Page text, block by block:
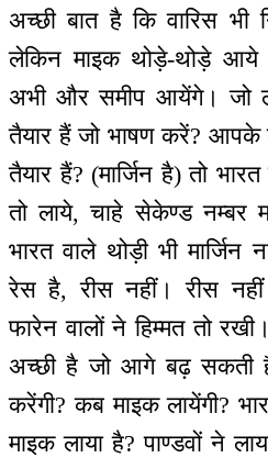
अच्छी बात है कि वारिस भी
लेकिन माइक थोड़े-थोड़े आये
अभी और समीप आयेंगे। जो
तैयार हैं जो भाषण करें?
तैयार हैं? (मार्जिन है) तो
तो लाये, चाहे सेकेण्ड नम्बर
भारत वाले थोड़ी भी
रेस है, रीस नहीं। रीस
फारेन वालों ने हिम्मत तो
अच्छी है जो आगे बढ़ सकती
करेंगी? कब माइक लायेंगी?
माइक लाया है? पाण्डवों ने